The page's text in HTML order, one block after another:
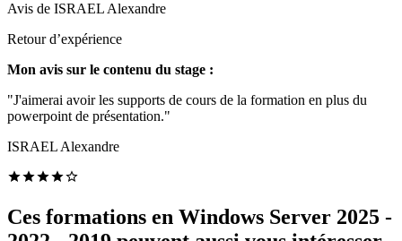
Avis de ISRAEL Alexandre
Retour d’expérience
Mon avis sur le contenu du stage :
"J'aimerai avoir les supports de cours de la formation en plus du
powerpoint de présentation."
ISRAEL Alexandre
Ces formations en Windows Server 2025 -